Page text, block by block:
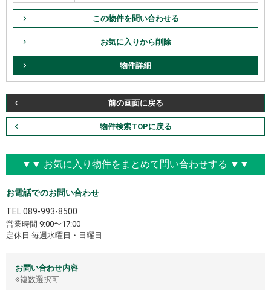
この物件を問い合わせる
お気に入りから削除
物件詳細
前の画面に戻る
物件検索TOPに戻る
▼▼ お気に入り物件をまとめて問い合わせする ▼▼
お電話でのお問い合わせ
TEL 089-993-8500
営業時間 9:00〜17:00
定休日 毎週水曜日・日曜日
お問い合わせ内容
※複数選択可